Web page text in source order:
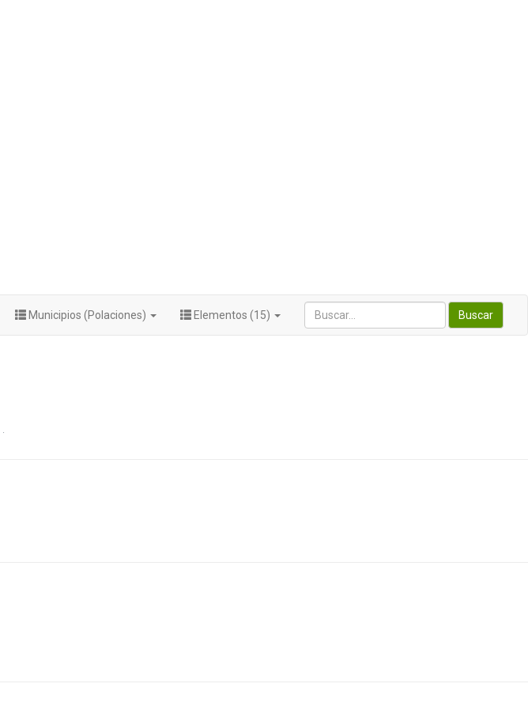
Buscar
Municipios (Polaciones) Elementos (15)